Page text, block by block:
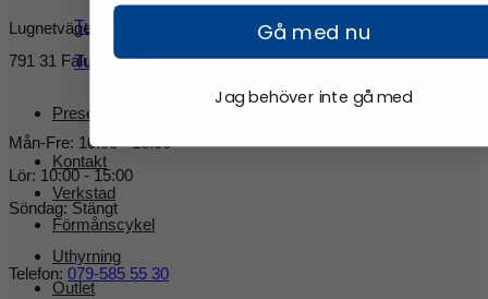
Turskidor
Turpjäxor
Presentkort
Kontakt
Verkstad
Förmånscykel
Uthyrning
Outlet
Lugnetvägen 16
791 31 Falun
Mån-Fre: 10:00 - 18:00
Lör: 10:00 - 15:00
Söndag: Stängt
Telefon: 079-585 55 30
Gå med nu
Jag behöver inte gå med